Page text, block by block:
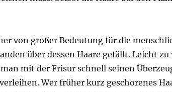
von großer Bedeutung für die
über dessen Haare gefällt. Leicht
mit der Frisur schnell seinen
Wer früher kurz geschorenes